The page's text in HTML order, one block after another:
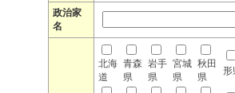
政治家
名
北海
道
青森
県
岩手
県
宮城
県
秋田
県
形